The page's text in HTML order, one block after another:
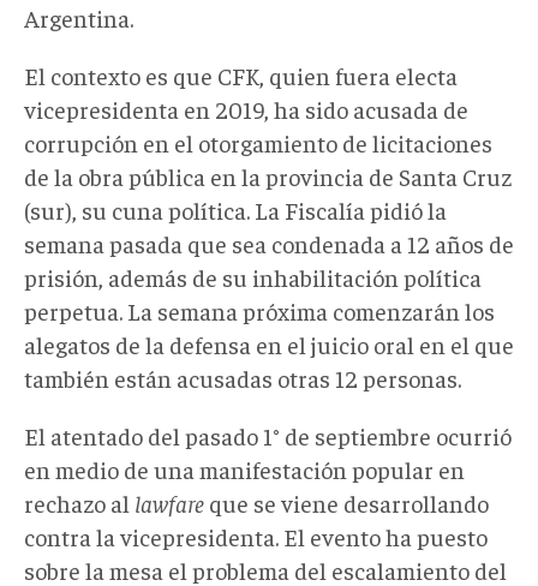
Argentina.
El contexto es que CFK, quien fuera electa
vicepresidenta en 2019, ha sido acusada de
corrupción en el otorgamiento de licitaciones
de la obra pública en la provincia de Santa Cruz
(sur), su cuna política. La Fiscalía pidió la
semana pasada que sea condenada a 12 años de
prisión, además de su inhabilitación política
perpetua. La semana próxima comenzarán los
alegatos de la defensa en el juicio oral en el que
también están acusadas otras 12 personas.
El atentado del pasado 1° de septiembre ocurrió
en medio de una manifestación popular en
rechazo al lawfare que se viene desarrollando
contra la vicepresidenta. El evento ha puesto
sobre la mesa el problema del escalamiento del